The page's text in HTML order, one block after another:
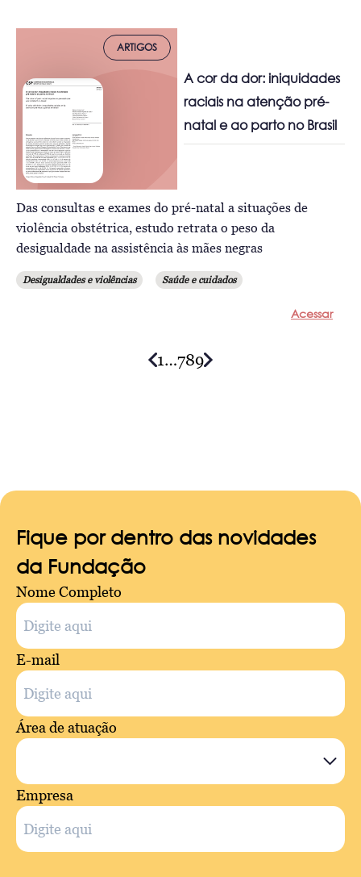
ARTIGOS
A cor da dor: iniquidades
raciais na atenção pré-
natal e ao parto no Brasil
Das consultas e exames do pré-natal a situações de
violência obstétrica, estudo retrata o peso da
desigualdade na assistência às mães negras
Desigualdades e violências Saúde e cuidados
Acessar
1…789
Fique por dentro das novidades
da Fundação
Nome Completo
E-mail
Área de atuação
Empresa